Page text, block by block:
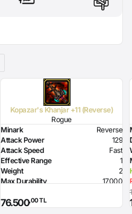
Kopazar's Khanjar +11 (Reverse)
Rogue
Minark
Reverse
Attack Power
129
Attack Speed
Fast
Effective Range
1
Weight
2
Max Durability
17000
Required Level
76.500,00 TL